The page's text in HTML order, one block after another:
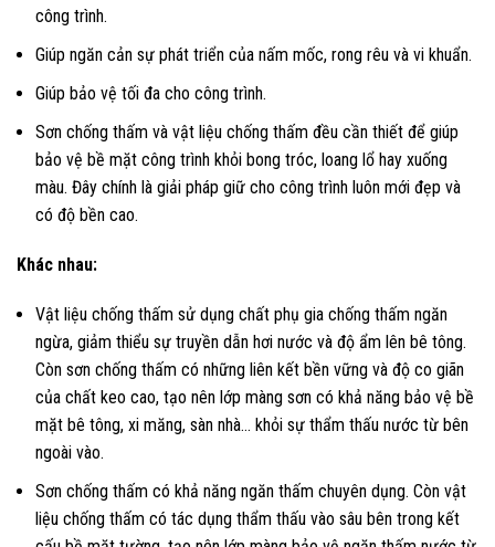
công trình.
Giúp ngăn cản sự phát triển của nấm mốc, rong rêu và vi khuẩn.
Giúp bảo vệ tối đa cho công trình.
Sơn chống thấm và vật liệu chống thấm đều cần thiết để giúp
bảo vệ bề mặt công trình khỏi bong tróc, loang lổ hay xuống
màu. Đây chính là giải pháp giữ cho công trình luôn mới đẹp và
có độ bền cao.
Khác nhau:
Vật liệu chống thấm sử dụng chất phụ gia chống thấm ngăn
ngừa, giảm thiểu sự truyền dẫn hơi nước và độ ẩm lên bê tông.
Còn sơn chống thấm có những liên kết bền vững và độ co giãn
của chất keo cao, tạo nên lớp màng sơn có khả năng bảo vệ bề
mặt bê tông, xi măng, sàn nhà… khỏi sự thẩm thấu nước từ bên
ngoài vào.
Sơn chống thấm có khả năng ngăn thấm chuyên dụng. Còn vật
liệu chống thấm có tác dụng thẩm thấu vào sâu bên trong kết